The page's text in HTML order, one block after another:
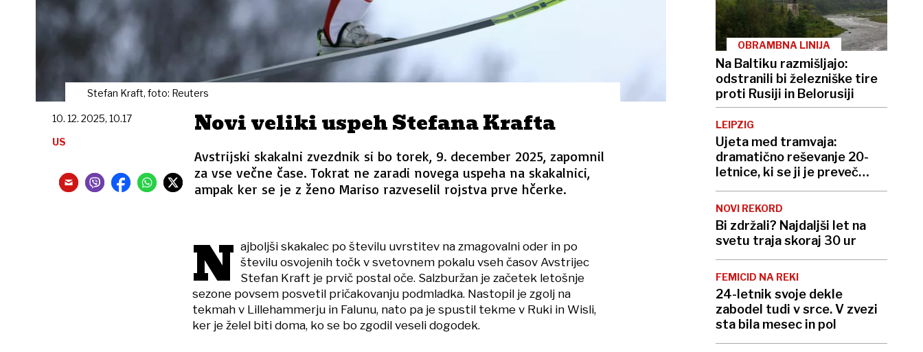
Stefan Kraft, foto: Reuters
Novi veliki uspeh Stefana Krafta
Avstrijski skakalni zvezdnik si bo torek, 9. december 2025, zapomnil
za vse večne čase. Tokrat ne zaradi novega uspeha na skakalnici,
ampak ker se je z ženo Mariso razveselil rojstva prve hčerke.
10. 12. 2025, 10.17
US
N ajboljši skakalec po številu uvrstitev na zmagovalni oder in po
številu osvojenih točk v svetovnem pokalu vseh časov Avstrijec
Stefan Kraft je prvič postal oče. Salzburžan je začetek letošnje
sezone povsem posvetil pričakovanju podmladka. Nastopil je zgolj na
tekmah v Lillehammerju in Falunu, nato pa je spustil tekme v Ruki in Wisli,
ker je želel biti doma, ko se bo zgodil veseli dogodek.
OBRAMBNA LINIJA
Na Baltiku razmišljajo:
odstranili bi železniške tire
proti Rusiji in Belorusiji
LEIPZIG
Ujeta med tramvaja:
dramatično reševanje 20-
letnice, ki se ji je preveč
mudilo
NOVI REKORD
Bi zdržali? Najdaljši let na
svetu traja skoraj 30 ur
FEMICID NA REKI
24-letnik svoje dekle
zabodel tudi v srce. V zvezi
sta bila mesec in pol